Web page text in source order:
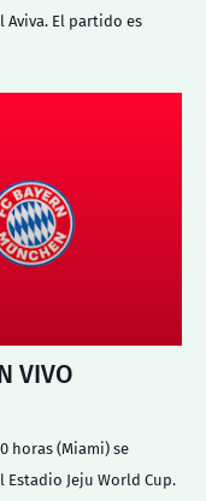
Aviva. El partido es
VIVO
horas (Miami) se
Jeju World Cup.